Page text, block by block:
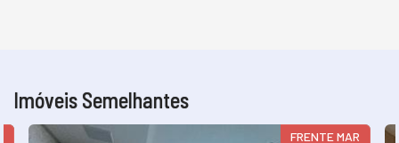
Imóveis Semelhantes
FRENTE MAR